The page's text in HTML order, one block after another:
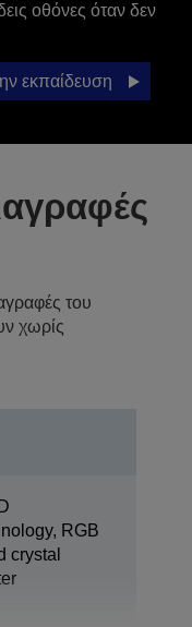
οθόνες όταν δεν
εκπαίδευση
του
χωρίς
RGB
crystal